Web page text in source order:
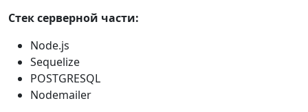
Стек серверной части:
Node.js
Sequelize
POSTGRESQL
Nodemailer